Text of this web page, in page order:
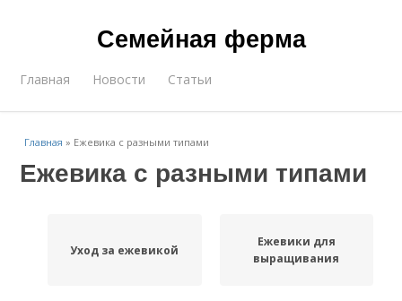
Семейная ферма
Главная Новости Статьи
Главная » Ежевика с разными типами
Ежевика с разными типами
Уход за ежевикой
Ежевики для
выращивания